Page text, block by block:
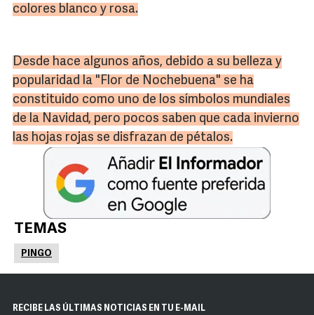
colores blanco y rosa.
Desde hace algunos años, debido a su belleza y
popularidad la "Flor de Nochebuena" se ha
constituido como uno de los símbolos mundiales
de la Navidad, pero pocos saben que cada invierno
las hojas rojas se disfrazan de pétalos.
TEMAS
PINGO
RECIBE LAS ÚLTIMAS NOTICIAS EN TU E-MAIL